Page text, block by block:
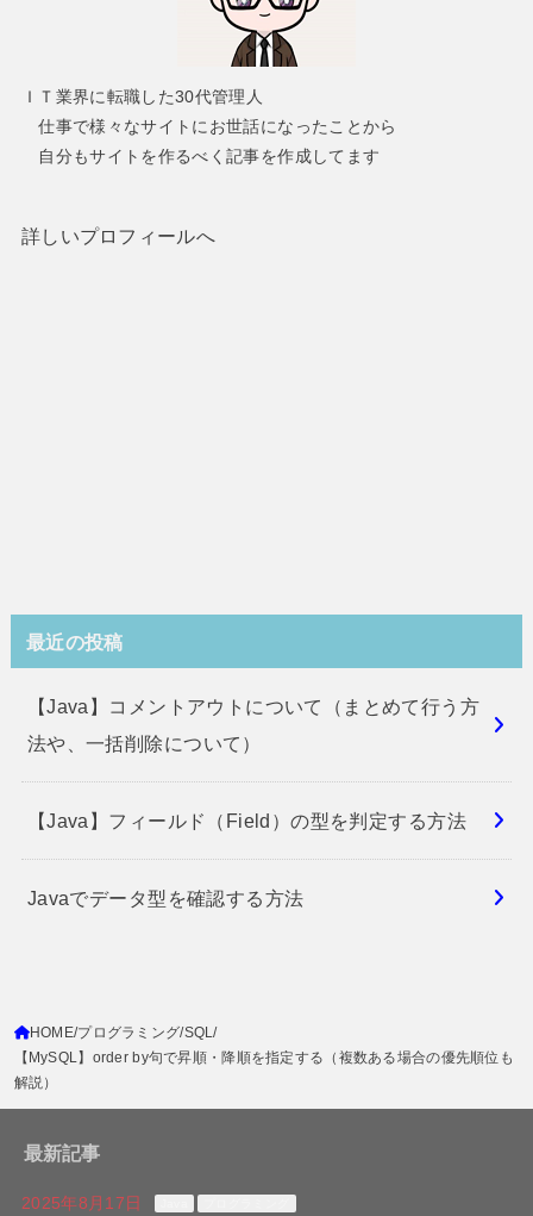
ＩＴ業界に転職した30代管理人
仕事で様々なサイトにお世話になったことから
自分もサイトを作るべく記事を作成してます
詳しいプロフィールへ
最近の投稿
【Java】コメントアウトについて（まとめて行う方
法や、一括削除について）
【Java】フィールド（Field）の型を判定する方法
Javaでデータ型を確認する方法
HOME プログラミング SQL
【MySQL】order by句で昇順・降順を指定する（複数ある場合の優先順位も
解説）
最新記事
2025年8月17日